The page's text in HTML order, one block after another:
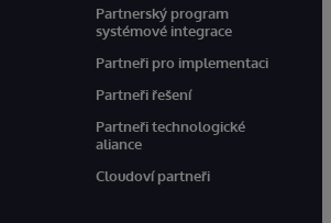
Partnerský program
systémové integrace
Partneři pro implementaci
Partneři řešení
Partneři technologické
aliance
Cloudoví partneři